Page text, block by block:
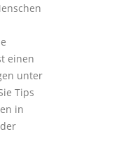
einen
unter
Tips
in